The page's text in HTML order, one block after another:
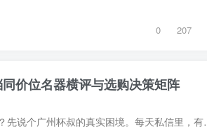
0 207
价位名器横评与选购决策矩阵
一、引言：三大品牌，200元档，到底